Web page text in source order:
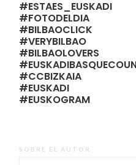
#ESTAES_EUSKADI
#FOTODELDIA
#BILBAOCLICK
#VERYBILBAO
#BILBAOLOVERS
#CCBIZKAIA
#EUSKADI
#EUSKOGRAM
SOBRE EL AUTOR